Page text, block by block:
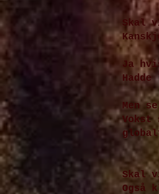
Skal
Ja
Men
Vokst
Skal
Også